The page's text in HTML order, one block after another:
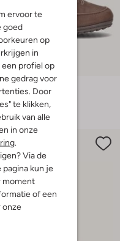
ervoor te
goed
op
in
profiel op
gedrag voor
Door
te klikken,
van alle
in onze
.
Via de
kun je
moment
of een
onze
Laatste maten
-30%
Shoesme
Laarzen
69,95 € 48,95